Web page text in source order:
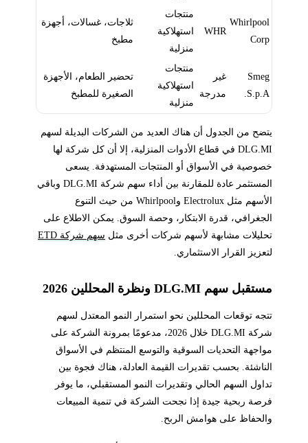
Whirlpool
Corp
WHR
منتجات
استهلاكية
منزلية
ثلاجات، غسالات، أجهزة
مطبخ
Smeg
S.p.A.
غير
مدرجة
منتجات
استهلاكية
منزلية
تحضير الطعام، الأجهزة
الصغيرة للمطبخ
يتضح من الجدول أن هناك العديد من الشركات البديلة لسهم
DLG.MI في قطاع الأدوات المنزلية، إلا أن كل شركة لها
خصوصية في الأسواق أو المنتجات المستهدفة. يسعى
المستثمر عادة للمقارنة بين أداء سهم شركة DLG.MI وباقي
الأسهم مثل Electrolux وWhirlpool من حيث التنوع
الجغرافي، قدرة الابتكار، وحصة السوق. يمكن الاطلاع على
تحليلات مشابهة لأسهم شركات أخرى مثل سهم شركة ETD
لتعزيز القرار الاستثماري.
مستقبل سهم DLG.MI ونظرة المحللين 2026
تتجه توقعات المحللين نحو استمرار النمو المعتدل لسهم
شركة DLG.MI خلال 2026، مدعومًا بمرونة الشركة على
مواجهة التحديات السوقية والتوسع المنتظم في الأسواق
الناشئة. بحسب تقديرات القيمة العادلة، هناك فجوة بين
تداول السهم الحالي وتقديرات النمو المستقبلي، ما يوفر
فرصة ربحية جيدة إذا نجحت الشركة في تنمية المبيعات
والحفاظ على هوامش الربح.